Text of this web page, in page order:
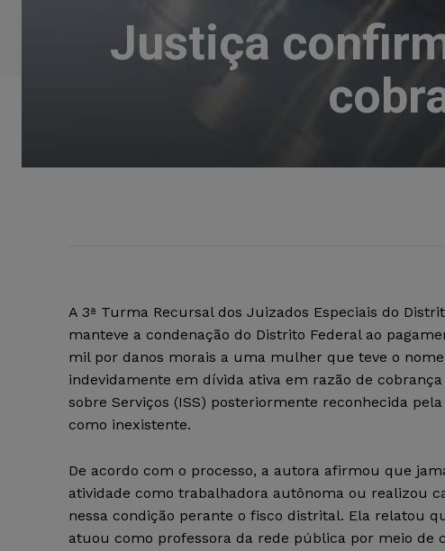
Justiça
A 3ª Turma Recursal dos Juizados Especiais do
manteve a condenação do Distrito Federal ao
mil por danos morais a uma mulher que teve o
indevidamente em dívida ativa em razão de
sobre Serviços (ISS) posteriormente reconhecida
como inexistente.
De acordo com o processo, a autora afirmou que
atividade como trabalhadora autônoma ou realizou
nessa condição perante o fisco distrital. Ela relatou
atuou como professora da rede pública por meio de